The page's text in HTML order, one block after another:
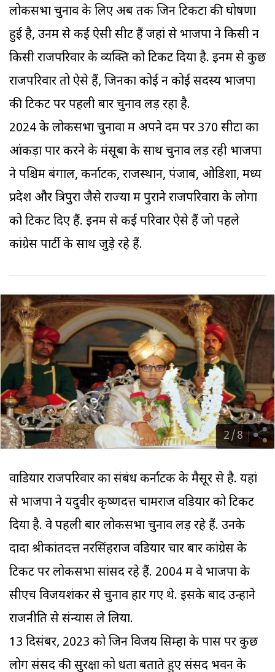
लोकसभा चुनाव के लिए अब तक जिन टिकटों की घोषणा
हुई है, उनमें से कई ऐसी सीटें हैं जहां से भाजपा ने किसी न
किसी राजपरिवार के व्यक्ति को टिकट दिया है. इनमें से कुछ
राजपरिवार तो ऐसे हैं, जिनका कोई न कोई सदस्य भाजपा
की टिकट पर पहली बार चुनाव लड़ रहा है.
2024 के लोकसभा चुनावों में अपने दम पर 370 सीटों का
आंकड़ा पार करने के मंसूबों के साथ चुनाव लड़ रही भाजपा
ने पश्चिम बंगाल, कर्नाटक, राजस्थान, पंजाब, ओडिशा, मध्य
प्रदेश और त्रिपुरा जैसे राज्यों में पुराने राजपरिवारों के लोगों
को टिकट दिए हैं. इनमें से कई परिवार ऐसे हैं जो पहले
कांग्रेस पार्टी के साथ जुड़े रहे हैं.
2/8
वाडियार राजपरिवार का संबंध कर्नाटक के मैसूर से है. यहां
से भाजपा ने यदुवीर कृष्णदत्त चामराज वडियार को टिकट
दिया है. वे पहली बार लोकसभा चुनाव लड़ रहे हैं. उनके
दादा श्रीकांतदत्त नरसिंहराज वडियार चार बार कांग्रेस के
टिकट पर लोकसभा सांसद रहे हैं. 2004 में वे भाजपा के
सीएच विजयशंकर से चुनाव हार गए थे. इसके बाद उन्होंने
राजनीति से संन्यास ले लिया.
13 दिसंबर, 2023 को जिन विजय सिम्हा के पास पर कुछ
लोग संसद की सुरक्षा को धता बताते हुए संसद भवन के